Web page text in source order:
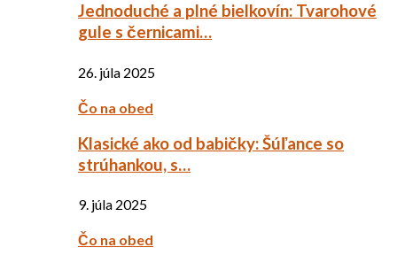
Jednoduché a plné bielkovín: Tvarohové
gule s černicami…
26. júla 2025
Čo na obed
Klasické ako od babičky: Šúľance so
strúhankou, s…
9. júla 2025
Čo na obed